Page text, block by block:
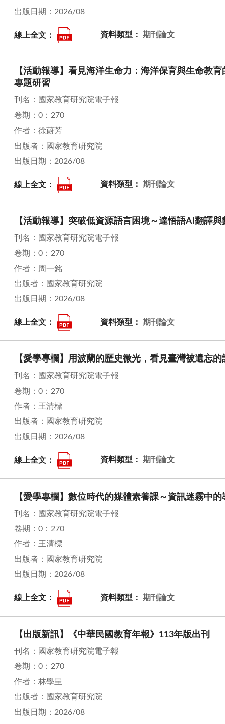
出版日期：2026/08
線上全文： 資料類型： 期刊論文
【活動報導】看見海洋生命力：海洋保育與生命教
專題研習
刊名：國家教育研究院電子報
卷期：0：270
作者：徐蔚芳
出版者：國家教育研究院
出版日期：2026/08
線上全文： 資料類型： 期刊論文
【活動報導】突破低資源語言困境～達悟語AI翻譯
刊名：國家教育研究院電子報
卷期：0：270
作者：周一銘
出版者：國家教育研究院
出版日期：2026/08
線上全文： 資料類型： 期刊論文
【愛學專欄】用波蘭的歷史微光，看見臺灣被遺忘
刊名：國家教育研究院電子報
卷期：0：270
作者：王清標
出版者：國家教育研究院
出版日期：2026/08
線上全文： 資料類型： 期刊論文
【愛學專欄】數位時代的媒體素養課～資訊迷霧中
刊名：國家教育研究院電子報
卷期：0：270
作者：王清標
出版者：國家教育研究院
出版日期：2026/08
線上全文： 資料類型： 期刊論文
【出版新訊】《中華民國教育年報》113年版出刊
刊名：國家教育研究院電子報
卷期：0：270
作者：林學呈
出版者：國家教育研究院
出版日期：2026/08